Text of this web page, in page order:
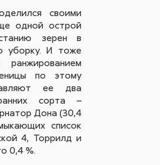
своими
одной острой
зерен в
уборку. И тоже
по этому
ее два
сорта –
Дона (30,4
список
4, Торрилд и
0,4 %.